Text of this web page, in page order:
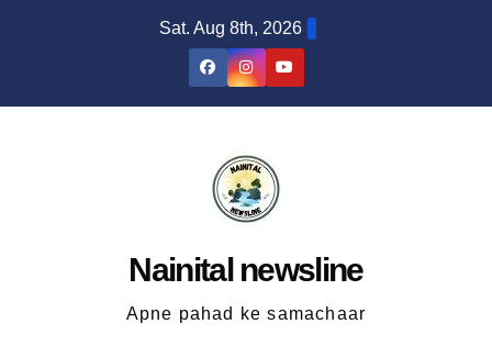
Sat. Aug 8th, 2026
Nainital newsline
Apne pahad ke samachaar